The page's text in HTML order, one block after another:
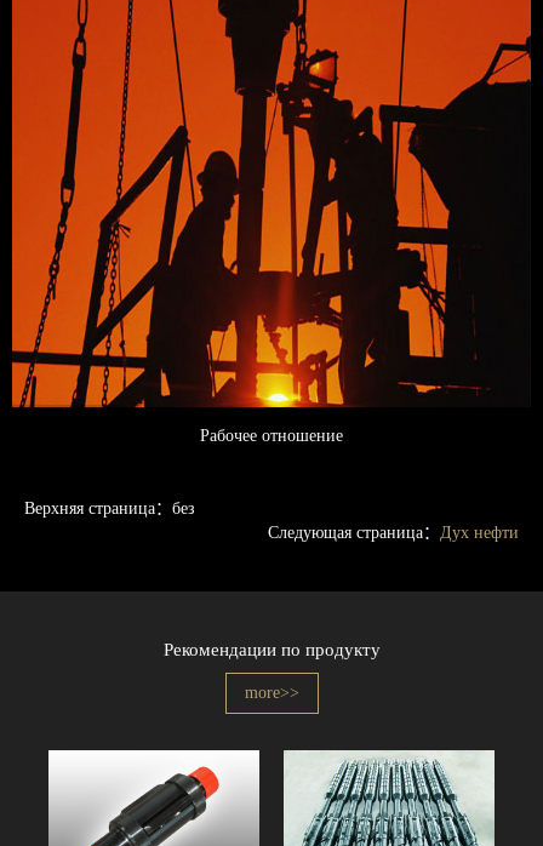
Рабочее отношение
Верхняя страница：без
Следующая страница： Дух нефти
Рекомендации по продукту
more>>